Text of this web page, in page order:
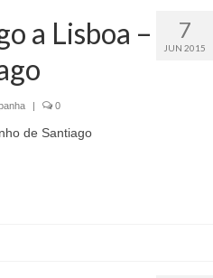
7
JUN 2015
a Lisboa –
| 0
de Santiago